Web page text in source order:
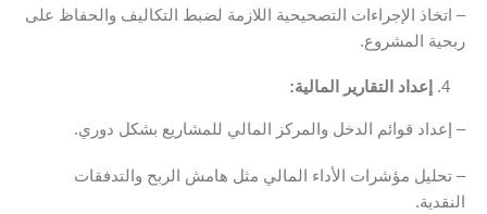
– اتخاذ الإجراءات التصحيحية اللازمة لضبط التكاليف والحفاظ على
ربحية المشروع.
إعداد التقارير المالية:
– إعداد قوائم الدخل والمركز المالي للمشاريع بشكل دوري.
– تحليل مؤشرات الأداء المالي مثل هامش الربح والتدفقات
النقدية.